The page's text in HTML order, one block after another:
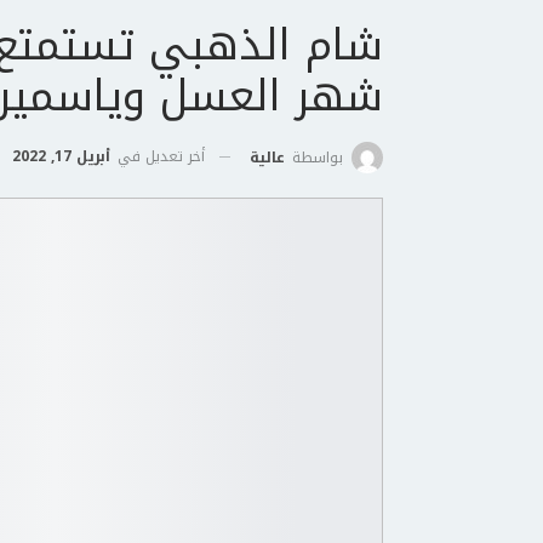
شام الذهبي
شهر العسل
بواسطة عالية أخر تعديل في أبريل 17, 2022